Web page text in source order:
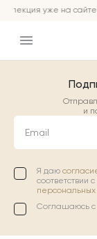
уже на сайте
и
Email
Я даю
соответствии с
Соглашаюсь с